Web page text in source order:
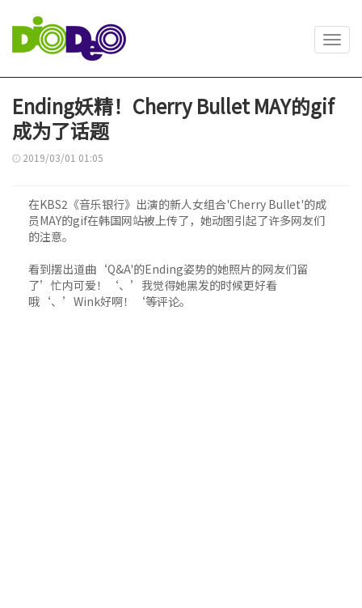
Ending妖精！Cherry Bullet MAY的gif
成为了话题
2019/03/01 01:05
在KBS2《音乐银行》出演的新人女组合'Cherry Bullet'的成
员MAY的gif在韩国网站被上传了，她动图引起了许多网友们
的注意。
看到摆出道曲‘Q&A'的Ending姿势的她照片的网友们留
了’忙内可爱！‘、’我觉得她黑发的时候更好看
哦‘、’Wink好啊！‘等评论。